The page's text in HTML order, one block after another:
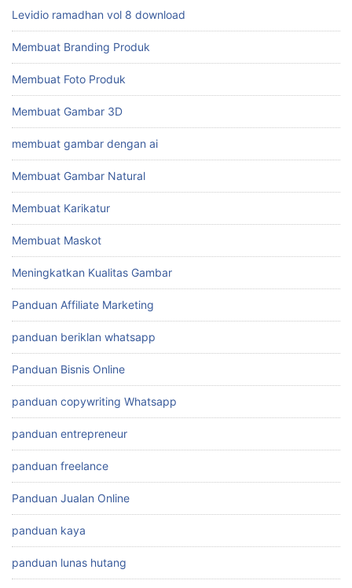
Levidio ramadhan vol 8 download
Membuat Branding Produk
Membuat Foto Produk
Membuat Gambar 3D
membuat gambar dengan ai
Membuat Gambar Natural
Membuat Karikatur
Membuat Maskot
Meningkatkan Kualitas Gambar
Panduan Affiliate Marketing
panduan beriklan whatsapp
Panduan Bisnis Online
panduan copywriting Whatsapp
panduan entrepreneur
panduan freelance
Panduan Jualan Online
panduan kaya
panduan lunas hutang